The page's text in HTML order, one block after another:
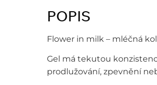
POPIS
Flower in milk – mléčná
Gel má tekutou
prodlužování, zpevnění